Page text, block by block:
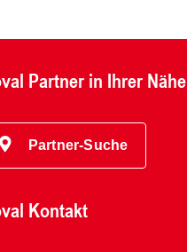
Partner in Ihrer Nähe
Partner-Suche
Kontakt